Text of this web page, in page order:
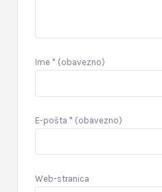
Ime * (obavezno)
E-pošta * (obavezno)
Web-stranica